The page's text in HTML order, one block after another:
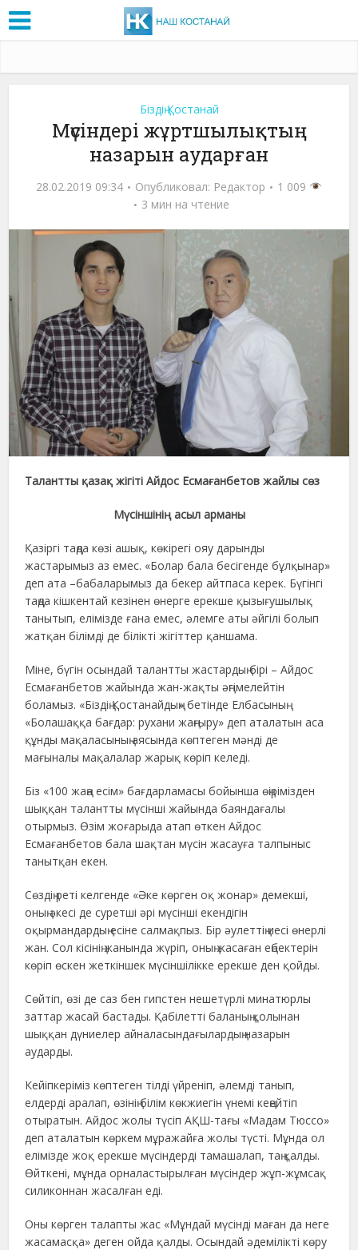
Біздің Қостанай
Мүсіндері жұртшылықтың
назарын аударған
28.02.2019 09:34 Опубликовал: Редактор
1 009
3 мин на чтение
Талантты қазақ жігіті Айдос Есмағанбетов жайлы сөз
Мүсіншінің асыл арманы
Қазіргі таңда көзі ашық, көкірегі ояу дарынды
жастарымыз аз емес. «Болар бала бесігенде бұлқынар»
деп ата –бабаларымыз да бекер айтпаса керек. Бүгінгі
таңда кішкентай кезінен өнерге ерекше қызығушылық
танытып, елімізде ғана емес, әлемге аты әйгілі болып
жатқан білімді де білікті жігіттер қаншама.
Міне, бүгін осындай талантты жастардың бірі – Айдос
Есмағанбетов жайында жан-жақты әңгімелейтін
боламыз. «Біздің Қостанайдың» бетінде Елбасының
«Болашаққа бағдар: рухани жаңғыру» деп аталатын аса
құнды мақаласының аясында көптеген мәнді де
мағыналы мақалалар жарық көріп келеді.
Біз «100 жаңа есім» бағдарламасы бойынша өңірімізден
шыққан талантты мүсінші жайында баяндағалы
отырмыз. Өзім жоғарыда атап өткен Айдос
Есмағанбетов бала шақтан мүсін жасауға талпыныс
танытқан екен.
Сөздің реті келгенде «Әке көрген оқ жонар» демекші,
оның әкесі де суретші әрі мүсінші екендігін
оқырмандардың есіне салмақпыз. Бір әулеттің иесі өнерлі
жан. Сол кісінің жанында жүріп, оның жасаған еңбектерін
көріп өскен жеткіншек мүсіншілікке ерекше ден қойды.
Сөйтіп, өзі де саз бен гипстен нешетүрлі минатюрлы
заттар жасай бастады. Қабілетті баланың қолынан
шыққан дүниелер айналасындағылардың назарын
аударды.
Кейіпкеріміз көптеген тілді үйреніп, әлемді танып,
елдерді аралап, өзінің білім көкжиегін үнемі кеңейтіп
отыратын. Айдос жолы түсіп АҚШ-тағы «Мадам Тюссо»
деп аталатын көркем мұражайға жолы түсті. Мұнда ол
елімізде жоқ ерекше мүсіндерді тамашалап, таң қалды.
Өйткені, мұнда орналастырылған мүсіндер жұп-жұмсақ
силиконнан жасалған еді.
Оны көрген талапты жас «Мұндай мүсінді маған да неге
жасамасқа» деген ойда қалды. Осындай әдемілікті көру